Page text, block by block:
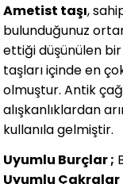
Ametist taşı,
bulunduğunuz
ettiği düşünülen
taşları içinde en
olmuştur. Antik
alışkanlıklardan
kullanıla gelmiştir.
Uyumlu Burçlar ;
Uyumlu Çakralar